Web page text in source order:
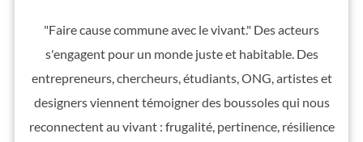
"Faire cause commune avec le vivant." Des acteurs
s'engagent pour un monde juste et habitable. Des
entrepreneurs, chercheurs, étudiants, ONG, artistes et
designers viennent témoigner des boussoles qui nous
reconnectent au vivant : frugalité, pertinence, résilience